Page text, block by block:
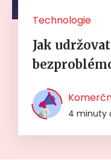
Technologie
Jak
4 minuty